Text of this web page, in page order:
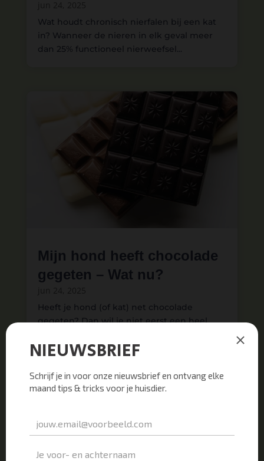
Wat houdt chronisch nierfalen bij een kat
in? Wanneer de nieren in elk geval meer
dan 25% functioneel nierweefsel...
Mijn hond heeft chocolade
gegeten – Wat nu?
Heeft je hond (of kat) net chocolade
gegeten?​ Dan wil je niet eerst een heel